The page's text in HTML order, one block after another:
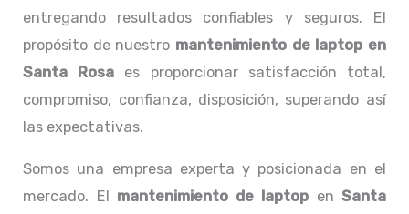
entregando resultados confiables y seguros. El
propósito de nuestro mantenimiento de laptop en
Santa Rosa es proporcionar satisfacción total,
compromiso, confianza, disposición, superando así
las expectativas.
Somos una empresa experta y posicionada en el
mercado. El mantenimiento de laptop en Santa